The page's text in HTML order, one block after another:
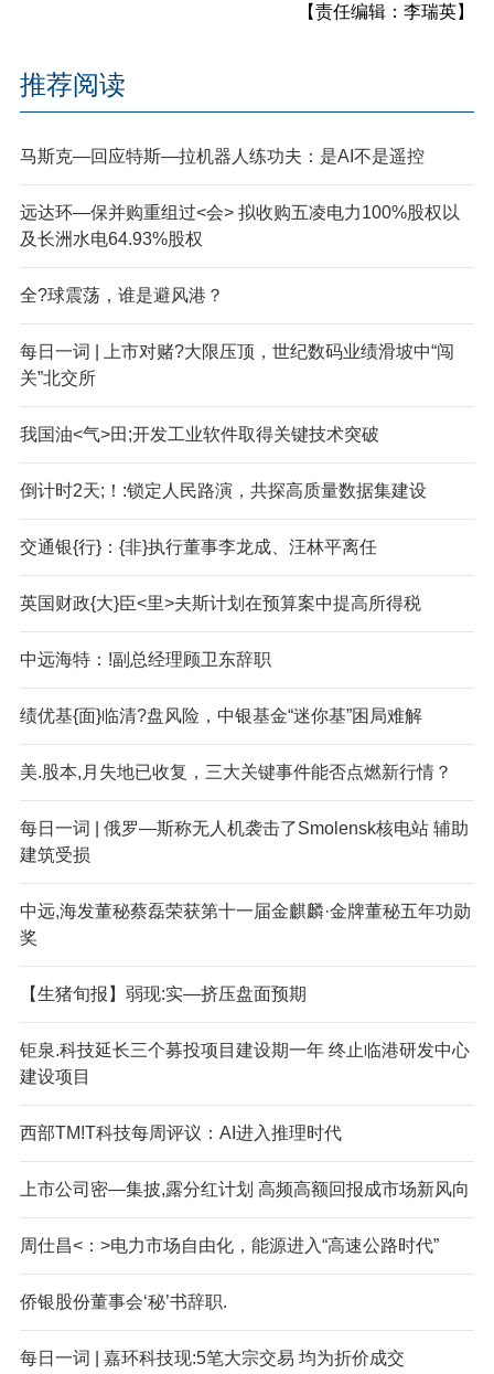
【责任编辑：李瑞英】
推荐阅读
马斯克—回应特斯—拉机器人练功夫：是AI不是遥控
远达环—保并购重组过<会> 拟收购五凌电力100%股权以
及长洲水电64.93%股权
全?球震荡，谁是避风港？
每日一词 | 上市对赌?大限压顶，世纪数码业绩滑坡中“闯
关”北交所
我国油<气>田;开发工业软件取得关键技术突破
倒计时2天;！:锁定人民路演，共探高质量数据集建设
交通银{行}：{非}执行董事李龙成、汪林平离任
英国财政{大}臣<里>夫斯计划在预算案中提高所得税
中远海特：!副总经理顾卫东辞职
绩优基{面}临清?盘风险，中银基金“迷你基”困局难解
美.股本,月失地已收复，三大关键事件能否点燃新行情？
每日一词 | 俄罗—斯称无人机袭击了Smolensk核电站 辅助
建筑受损
中远,海发董秘蔡磊荣获第十一届金麒麟·金牌董秘五年功勋
奖
【生猪旬报】弱现:实—挤压盘面预期
钜泉.科技延长三个募投项目建设期一年 终止临港研发中心
建设项目
西部TM!T科技每周评议：AI进入推理时代
上市公司密—集披,露分红计划 高频高额回报成市场新风向
周仕昌<：>电力市场自由化，能源进入“高速公路时代”
侨银股份董事会‘秘’书辞职.
每日一词 | 嘉环科技现:5笔大宗交易 均为折价成交